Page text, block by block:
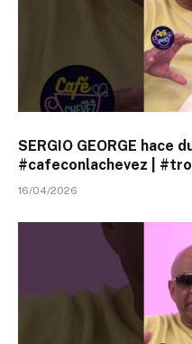
SERGIO GEORGE hace
#cafeconlachevez |
16/04/2026